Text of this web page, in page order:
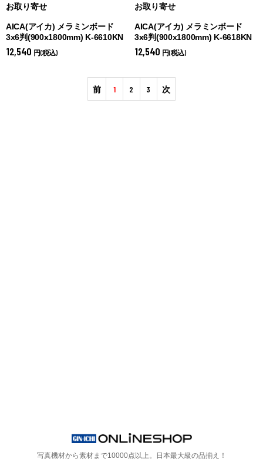
お取り寄せ
AICA(アイカ) メラミンボード
3x6判(900x1800mm) K-6610KN
12,540 円(税込)
お取り寄せ
AICA(アイカ) メラミンボード
3x6判(900x1800mm) K-6618KN
12,540 円(税込)
前 1 2 3 次
写真機材から素材まで10000点以上。 日本最大級の品揃え！